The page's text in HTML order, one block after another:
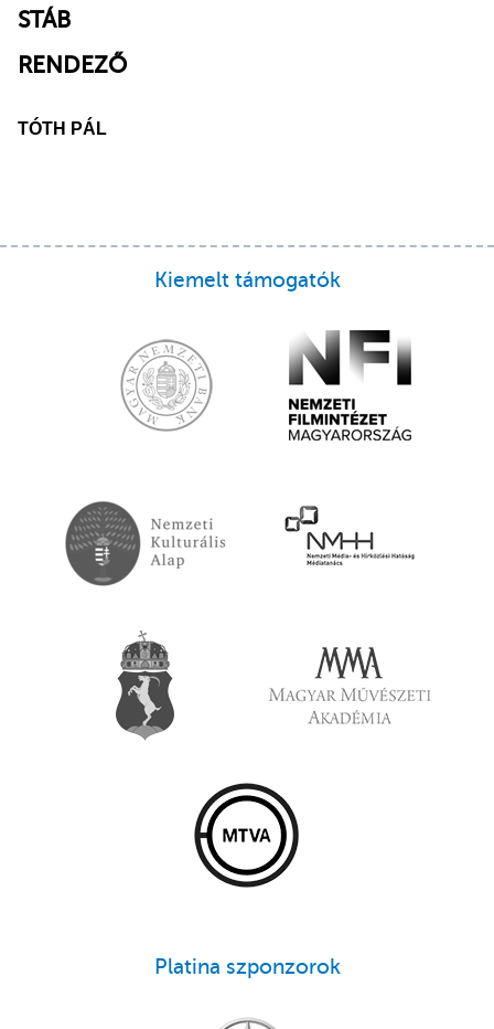
STÁB
RENDEZŐ
TÓTH PÁL
Kiemelt támogatók
Platina szponzorok